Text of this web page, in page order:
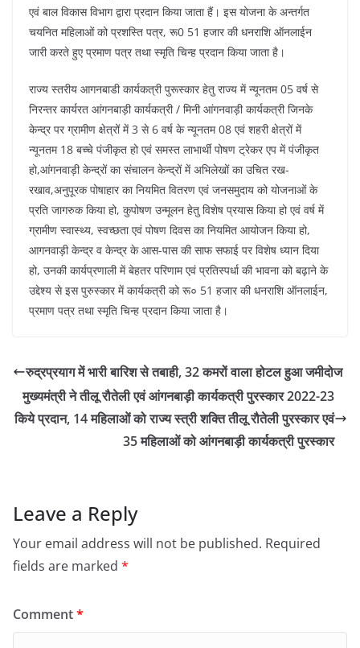
एवं बाल विकास विभाग द्वारा प्रदान किया जाता हैं। इस योजना के अन्तर्गत
चयनित महिलाओं को प्रशस्ति पत्र, रू0 51 हजार की धनराशि ऑनलाईन
जारी करते हुए प्रमाण पत्र तथा स्मृति चिन्ह प्रदान किया जाता है।
राज्य स्तरीय आगनबाडी कार्यकत्री पुरूस्कार हेतु राज्य में न्यूनतम 05 वर्ष से
निरन्तर कार्यरत आंगनबाड़ी कार्यकत्री / मिनी आंगनवाड़ी कार्यकत्री जिनके
केन्द्र पर ग्रामीण क्षेत्रों में 3 से 6 वर्ष के न्यूनतम 08 एवं शहरी क्षेत्रों में
न्यूनतम 18 बच्चे पंजीकृत हो एवं समस्त लाभार्थी पोषण ट्रेकर एप में पंजीकृत
हो,आंगनवाड़ी केन्द्रों का संचालन केन्द्रों में अभिलेखों का उचित रख-
रखाव,अनुपूरक पोषाहार का नियमित वितरण एवं जनसमुदाय को योजनाओं के
प्रति जागरुक किया हो, कुपोषण उन्मूलन हेतु विशेष प्रयास किया हो एवं वर्ष में
ग्रामीण स्वास्थ्य, स्वच्छता एवं पोषण दिवस का नियमित आयोजन किया हो,
आगनवाड़ी केन्द्र व केन्द्र के आस-पास की साफ सफाई पर विशेष ध्यान दिया
हो, उनकी कार्यप्रणाली में बेहतर परिणाम एवं प्रतिस्पर्धा की भावना को बढ़ाने के
उद्देश्य से इस पुरुस्कार में कार्यकत्री को रू० 51 हजार की धनराशि ऑनलाईन,
प्रमाण पत्र तथा स्मृति चिन्ह प्रदान किया जाता है।
रुद्रप्रयाग में भारी बारिश से तबाही, 32 कमरों वाला होटल हुआ जमीदोज
मुख्यमंत्री ने तीलू रौतेली एवं आंगनबाड़ी कार्यकत्री पुरस्कार 2022-23
किये प्रदान, 14 महिलाओं को राज्य स्त्री शक्ति तीलू रौतेली पुरस्कार एवं
35 महिलाओं को आंगनबाड़ी कार्यकत्री पुरस्कार
Leave a Reply
Your email address will not be published. Required
fields are marked *
Comment*